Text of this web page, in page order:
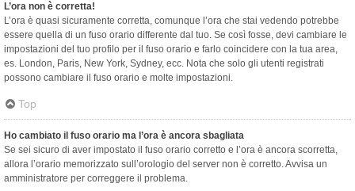
L’ora non è corretta!
L’ora è quasi sicuramente corretta, comunque l’ora che stai vedendo potrebbe
essere quella di un fuso orario differente dal tuo. Se così fosse, devi cambiare le
impostazioni del tuo profilo per il fuso orario e farlo coincidere con la tua area,
es. London, Paris, New York, Sydney, ecc. Nota che solo gli utenti registrati
possono cambiare il fuso orario e molte impostazioni.
Top
Ho cambiato il fuso orario ma l’ora è ancora sbagliata
Se sei sicuro di aver impostato il fuso orario corretto e l’ora è ancora scorretta,
allora l’orario memorizzato sull’orologio del server non è corretto. Avvisa un
amministratore per correggere il problema.